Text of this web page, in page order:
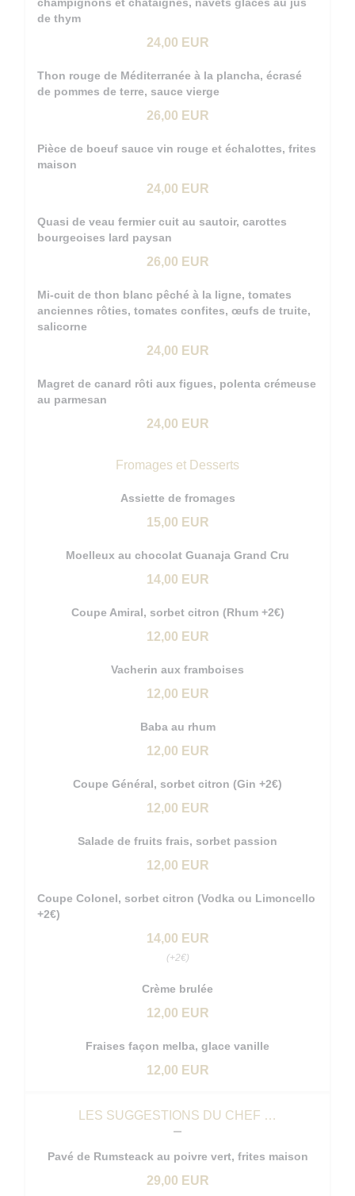
de thym
24,00 EUR
Thon rouge de Méditerranée à la plancha, écrasé
de pommes de terre, sauce vierge
26,00 EUR
Pièce de boeuf sauce vin rouge et échalottes, frites
maison
24,00 EUR
Quasi de veau fermier cuit au sautoir, carottes
bourgeoises lard paysan
26,00 EUR
Mi-cuit de thon blanc pêché à la ligne, tomates
anciennes rôties, tomates confites, œufs de truite,
salicorne
24,00 EUR
Magret de canard rôti aux figues, polenta crémeuse
au parmesan
24,00 EUR
Fromages et Desserts
Assiette de fromages
15,00 EUR
Moelleux au chocolat Guanaja Grand Cru
14,00 EUR
Coupe Amiral, sorbet citron (Rhum +2€)
12,00 EUR
Vacherin aux framboises
12,00 EUR
Baba au rhum
12,00 EUR
Coupe Général, sorbet citron (Gin +2€)
12,00 EUR
Salade de fruits frais, sorbet passion
12,00 EUR
Coupe Colonel, sorbet citron (Vodka ou Limoncello
+2€)
14,00 EUR
(+2€)
Crème brulée
12,00 EUR
Fraises façon melba, glace vanille
12,00 EUR
LES SUGGESTIONS DU CHEF …
Pavé de Rumsteack au poivre vert, frites maison
29,00 EUR